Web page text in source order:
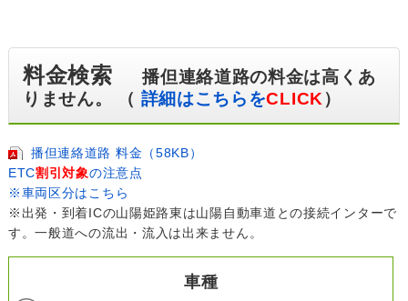
料金検索播但連絡道路の料金は高くあ
りません。 （ 詳細はこちらをCLICK ）
播但連絡道路 料金（58KB）
ETC割引対象の注意点
※車両区分はこちら
※出発・到着ICの山陽姫路東は山陽自動車道との接続インターで
す。一般道への流出・流入は出来ません。
車種